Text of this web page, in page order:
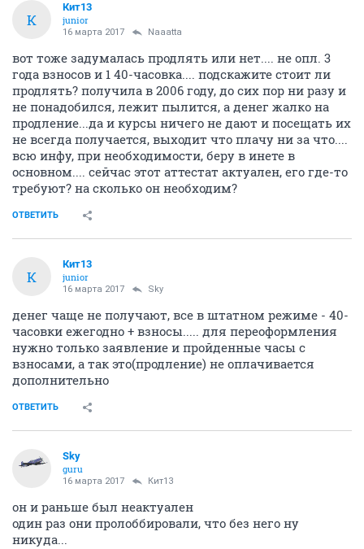
К
Кит13
junior
16 марта 2017 Naaatta
вот тоже задумалась продлять или нет.... не опл. 3
года взносов и 1 40-часовка.... подскажите стоит ли
продлять? получила в 2006 году, до сих пор ни разу и
не понадобился, лежит пылится, а денег жалко на
продление...да и курсы ничего не дают и посещать их
не всегда получается, выходит что плачу ни за что....
всю инфу, при необходимости, беру в инете в
основном.... сейчас этот аттестат актуален, его где-то
требуют? на сколько он необходим?
ОТВЕТИТЬ
К
Кит13
junior
16 марта 2017 Sky
денег чаще не получают, все в штатном режиме - 40-
часовки ежегодно + взносы..... для переоформления
нужно только заявление и пройденные часы с
взносами, а так это(продление) не оплачивается
дополнительно
ОТВЕТИТЬ
Sky
guru
16 марта 2017 Кит13
он и раньше был неактуален
один раз они пролоббировали, что без него ну
никуда...